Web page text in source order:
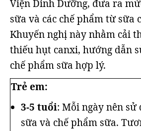
Viện Dinh Dưỡng, đưa ra
sữa và các chế phẩm từ sữa
Khuyến nghị này nhằm cải
thiếu hụt canxi, hướng dẫn
chế phẩm sữa hợp lý.
Trẻ em:
3-5 tuổi: Mỗi ngày nên
sữa và chế phẩm sữa.